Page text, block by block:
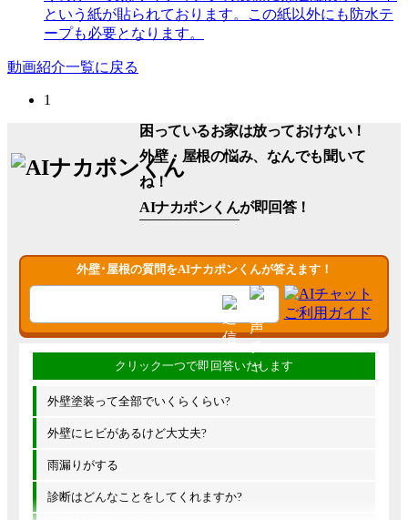
という紙が貼られております。この紙以外にも防水テ
ープも必要となります。
動画紹介一覧に戻る
1
困っているお家は放っておけない！
外壁・屋根の悩み、なんでも聞いて
ね！
AIナカポンくんが即回答！
外壁･屋根の質問をAIナカポンくんが答えます！
外壁塗装って全部でいくらくらい?
外壁にヒビがあるけど大丈夫?
雨漏りがする
診断はどんなことをしてくれますか?